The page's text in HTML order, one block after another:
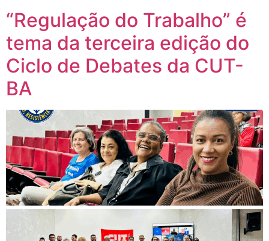
“Regulação do Trabalho” é
tema da terceira edição do
Ciclo de Debates da CUT-
BA